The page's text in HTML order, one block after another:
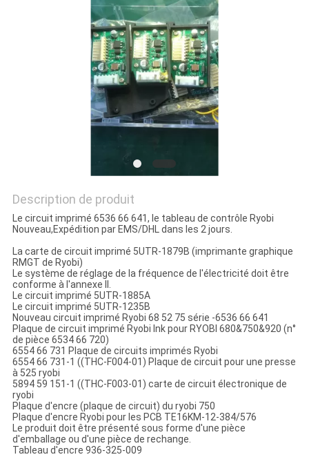
Description de produit
Le circuit imprimé 6536 66 641, le tableau de contrôle Ryobi
Nouveau,Expédition par EMS/DHL dans les 2 jours.
La carte de circuit imprimé 5UTR-1879B (imprimante graphique
RMGT de Ryobi)
Le système de réglage de la fréquence de l'électricité doit être
conforme à l'annexe II.
Le circuit imprimé 5UTR-1885A
Le circuit imprimé 5UTR-1235B
Nouveau circuit imprimé Ryobi 68 52 75 série -6536 66 641
Plaque de circuit imprimé Ryobi Ink pour RYOBI 680&750&920 (n°
de pièce 6534 66 720)
6554 66 731 Plaque de circuits imprimés Ryobi
6554 66 731-1 ((THC-F004-01) Plaque de circuit pour une presse
à 525 ryobi
5894 59 151-1 ((THC-F003-01) carte de circuit électronique de
ryobi
Plaque d'encre (plaque de circuit) du ryobi 750
Plaque d'encre Ryobi pour les PCB TE16KM-12-384/576
Le produit doit être présenté sous forme d'une pièce
d'emballage ou d'une pièce de rechange.
Tableau d'encre 936-325-009